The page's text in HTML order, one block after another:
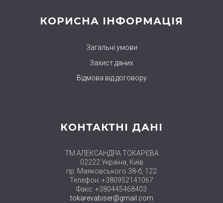
КОРИСНА ІНФОРМАЦІЯ
Загальні умови
Захист даних
Відмова від договору
КОНТАКТНІ ДАНІ
ТМ АЛЕКСАНДРА ТОКАРЄВА
02222 Україна, Київ
пр. Маяковського 38-б, 122
Телефон: +380952141067
Факс: +380445468403
tokarevabiser@gmail.com